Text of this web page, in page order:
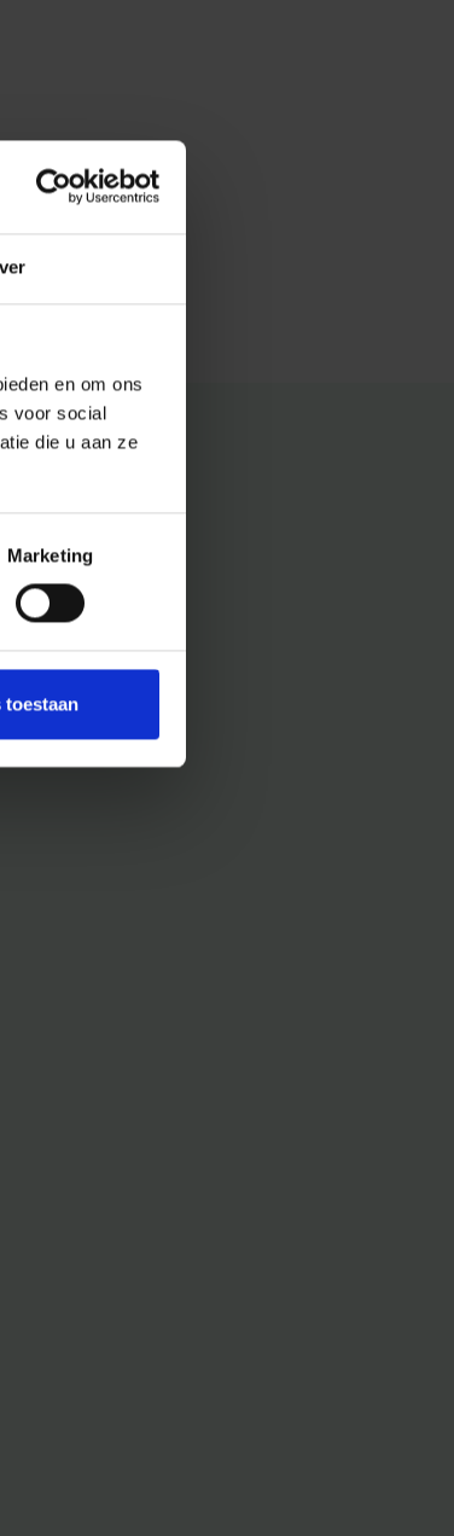
en om ons
voor social
die u aan ze
Marketing
toestaan